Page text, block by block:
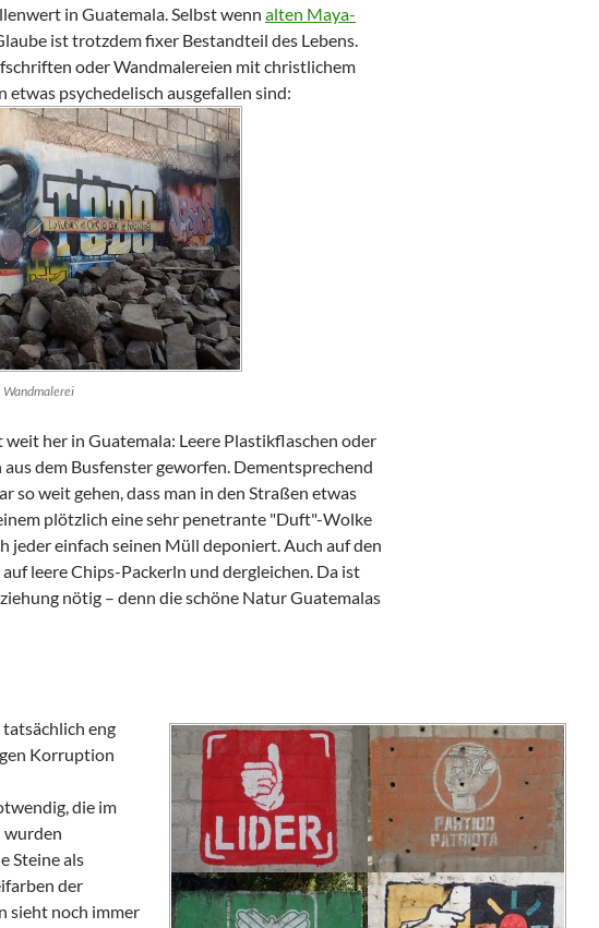
in Guatemala. Selbst wenn alten Maya-
ist trotzdem fixer Bestandteil des Lebens.
oder Wandmalereien mit christlichem
psychedelisch ausgefallen sind:
Wandmalerei
her in Guatemala: Leere Plastikflaschen oder
dem Busfenster geworfen. Dementsprechend
so weit gehen, dass man in den Straßen etwas
plötzlich eine sehr penetrante "Duft"-Wolke
jeder einfach seinen Müll deponiert. Auch auf den
leere Chips-Packerln und dergleichen. Da ist
nötig – denn die schöne Natur Guatemalas
eng
Korruption
die im
wurden
Steine als
der
sieht noch immer